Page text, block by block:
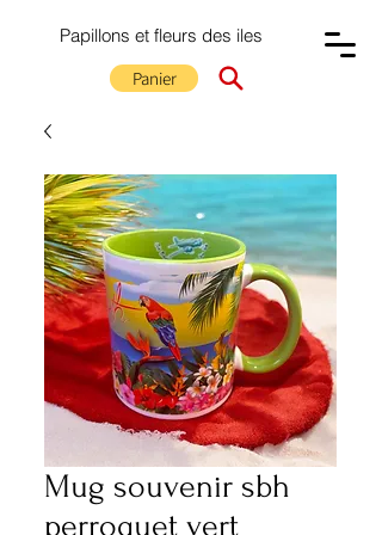
Papillons et fleurs des iles
Panier
Mug souvenir sbh
perroquet vert